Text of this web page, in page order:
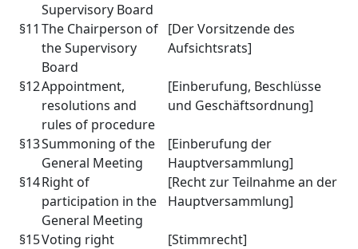
Supervisory Board
§11 The Chairperson of
the Supervisory
Board
[Der Vorsitzende des
Aufsichtsrats]
§12Appointment,
resolutions and
rules of procedure
[Einberufung, Beschlüsse
und Geschäftsordnung]
§13Summoning of the
General Meeting
[Einberufung der
Hauptversammlung]
§14Right of
participation in the
General Meeting
[Recht zur Teilnahme an der
Hauptversammlung]
§15Voting right
[Stimmrecht]